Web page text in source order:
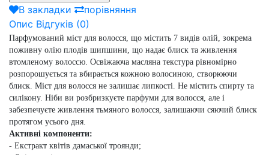
В закладки
порівняння
Опис Відгуків (0)
Парфумований міст для волосся, що містить 7 видів олій, зокрема
поживну олію плодів шипшини, що надає блиск та живлення
втомленому волоссю. Освіжаюча масляна текстура рівномірно
розпорошується та вбирається кожною волосиною, створюючи
блиск. Міст для волосся не залишає липкості. Не містить спирту та
силікону. Ніби ви розбризкуєте парфуми для волосся, але і
забезпечуєте живлення тьмяного волосся, залишаючи сяючий блиск
протягом усього дня.
Активні компоненти:
- Екстракт квітів дамаської троянди;